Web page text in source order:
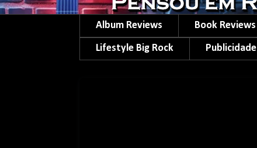
Album Reviews Book Reviews
Lifestyle Big Rock Publicidade